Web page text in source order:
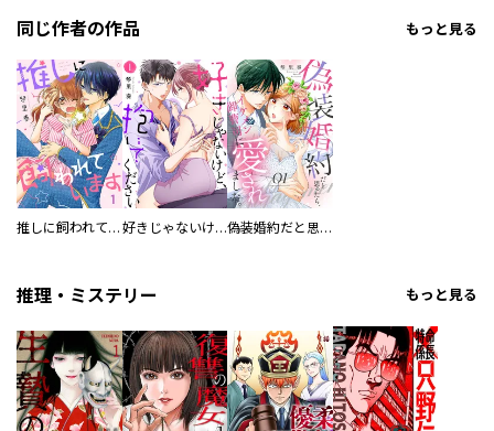
同じ作者の作品 もっと見る
推しに飼われています 好きじゃないけど、抱いてください 偽装婚約だと思ったら、イケメン御曹司に愛されました。
推理・ミステリー もっと見る